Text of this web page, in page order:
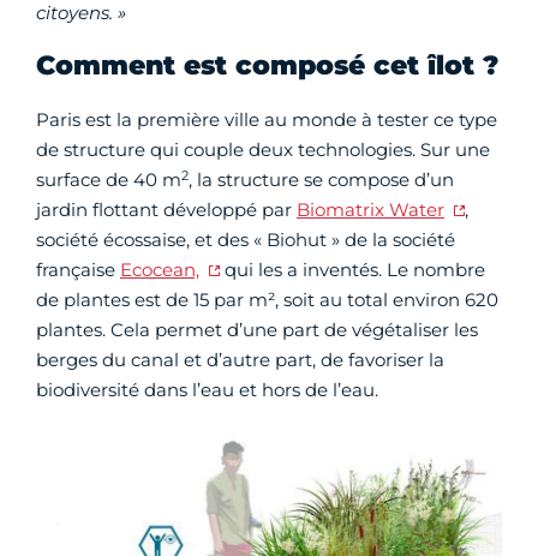
citoyens. »
Comment est composé cet îlot ?
Paris est la première ville au monde à tester ce type
de structure qui couple deux technologies. Sur une
surface de 40 m2, la structure se compose d’un
jardin flottant développé par Biomatrix Water
,
société écossaise, et des « Biohut » de la société
française Ecocean,
qui les a inventés. Le nombre
de plantes est de 15 par m², soit au total environ 620
plantes. Cela permet d’une part de végétaliser les
berges du canal et d’autre part, de favoriser la
biodiversité dans l’eau et hors de l’eau.